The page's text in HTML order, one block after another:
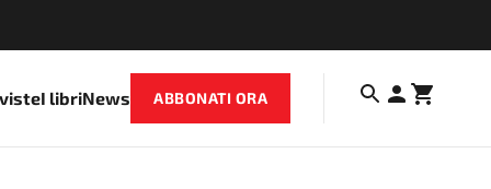
I libriNews ABBONATI ORA